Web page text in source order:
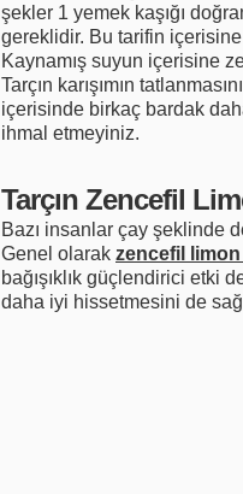
şekler 1 yemek kaşığı
gereklidir. Bu tarifin
Kaynamış suyun içerisine
Tarçın karışımın
içerisinde birkaç bardak
ihmal etmeyiniz.
Tarçın Zencefil
Bazı insanlar çay şeklinde
Genel olarak zencefil limon
bağışıklık güçlendirici etki
daha iyi hissetmesini de